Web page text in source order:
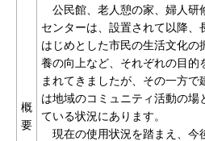
概
要
公民館、老人憩の家、婦人研
センターは、設置されて以降、
はじめとした市民の生活文化の
養の向上など、それぞれの目的
まれてきましたが、その一方
は地域のコミュニティ活動の場
ている状況にあります。
現在の使用状況を踏まえ、今